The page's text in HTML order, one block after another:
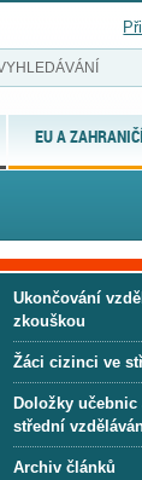
EU A
Ukončování
zkouškou
Žáci cizinci ve
Doložky
střední
Archiv článků